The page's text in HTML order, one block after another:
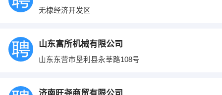
无棣经济开发区
山东富所机械有限公司
山东东营市垦利县永莘路108号